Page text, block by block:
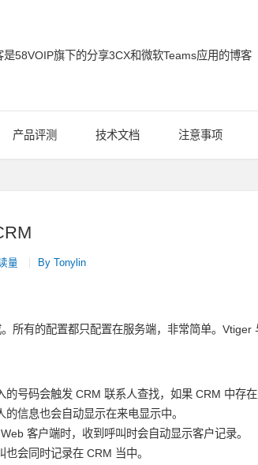
企业通信博客
是58VOIP旗下的分享3CX和微软Teams应用的博客
产品评测 技术文档 注意事项
量 By Tonylin
所有的配置都只配置在服务端，非常简单。Vtiger
的号码会触发 CRM 联系人查找，如果 CRM 中存
信息也会自动显示在来电显示中。
客户端时，收到呼叫时会自动显示客户记录。
也会同时记录在 CRM 当中。